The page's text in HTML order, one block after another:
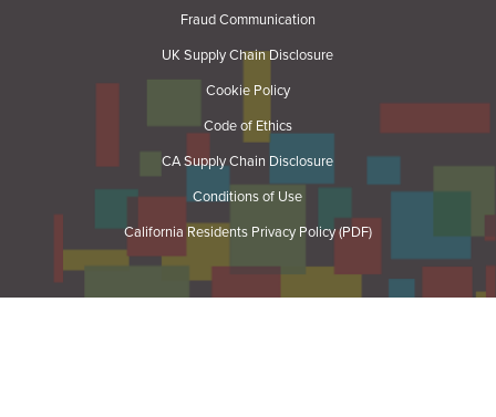
Fraud Communication
UK Supply Chain Disclosure
Cookie Policy
Code of Ethics
CA Supply Chain Disclosure
Conditions of Use
California Residents Privacy Policy (PDF)